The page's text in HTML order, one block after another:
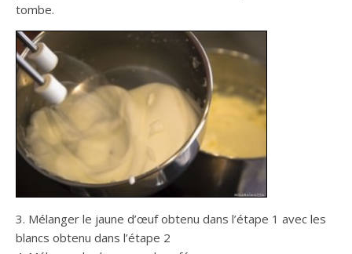
tombe.
3. Mélanger le jaune d’œuf obtenu dans l’étape 1 avec les
blancs obtenu dans l’étape 2